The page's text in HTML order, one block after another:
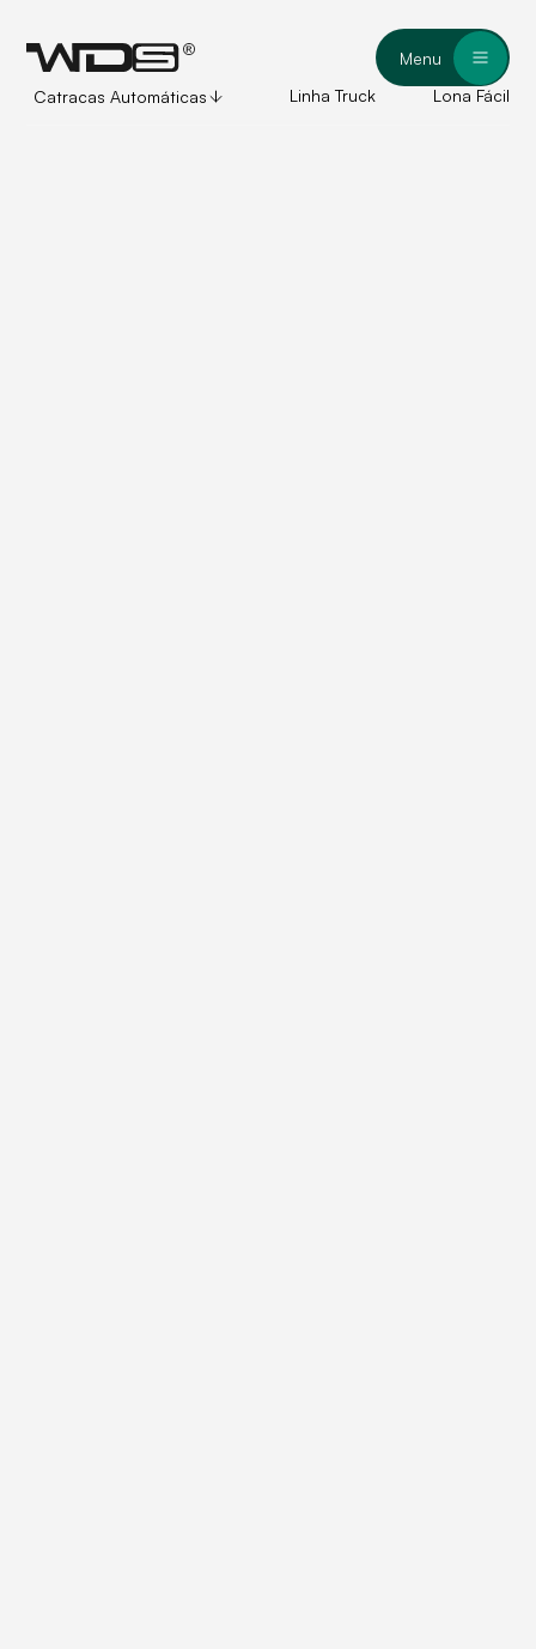
Menu
Catracas Automáticas
Linha Truck Lona Fácil